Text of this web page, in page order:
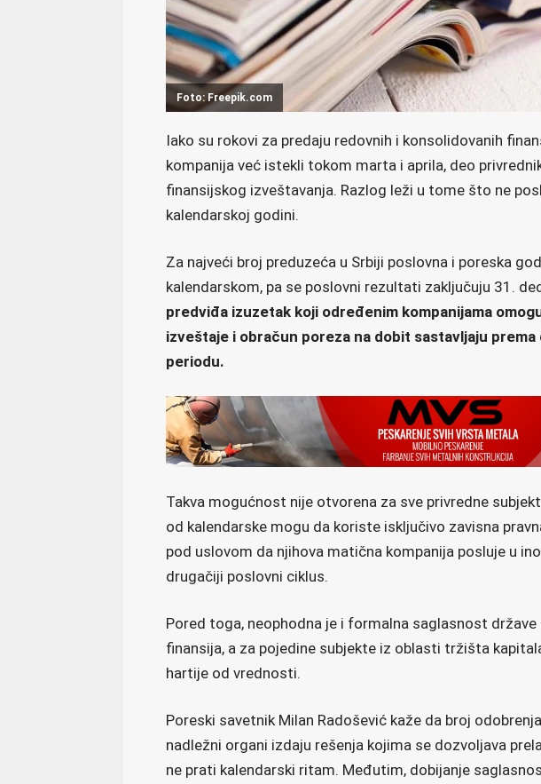
Foto: Freepik.com
Iako su rokovi za predaju redovnih i konsolidovanih
kompanija već istekli tokom marta i aprila, deo
finansijskog izveštavanja. Razlog leži u tome što ne
kalendarskoj godini.
Za najveći broj preduzeća u Srbiji poslovna i poreska
kalendarskom, pa se poslovni rezultati zaključuju 31.
predviđa izuzetak koji određenim kompanijama
izveštaje i obračun poreza na dobit sastavljaju
periodu.
Takva mogućnost nije otvorena za sve privredne
od kalendarske mogu da koriste isključivo zavisna
pod uslovom da njihova matična kompanija posluje u
drugačiji poslovni ciklus.
Pored toga, neophodna je i formalna saglasnost
finansija, a za pojedine subjekte iz oblasti tržišta
hartije od vrednosti.
Poreski savetnik Milan Radošević kaže da broj
nadležni organi izdaju rešenja kojima se dozvoljava
ne prati kalendarski ritam. Međutim, dobijanje